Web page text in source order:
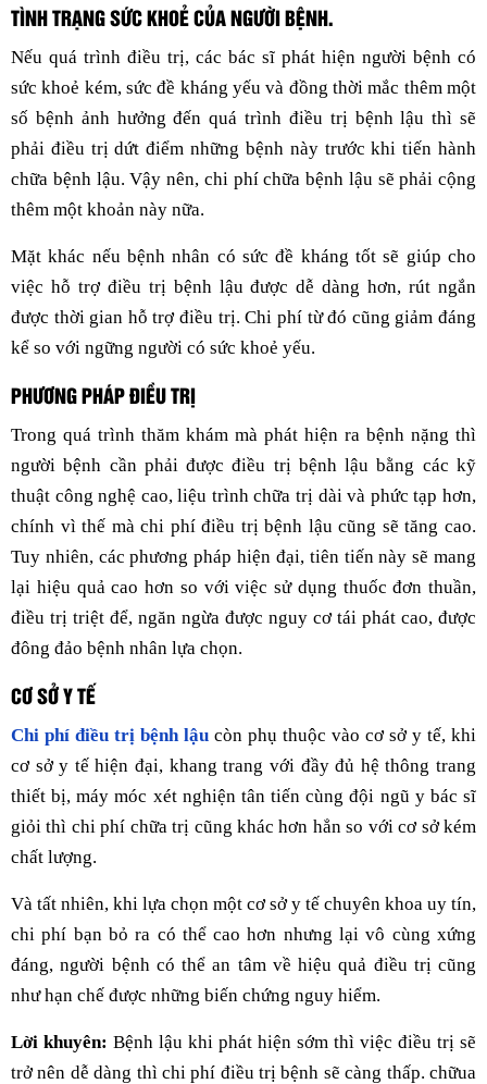
TÌNH TRẠNG SỨC KHOẺ CỦA NGƯỜI BỆNH.
Nếu quá trình điều trị, các bác sĩ phát hiện người bệnh có
sức khoẻ kém, sức đề kháng yếu và đồng thời mắc thêm một
số bệnh ảnh hưởng đến quá trình điều trị bệnh lậu thì sẽ
phải điều trị dứt điểm những bệnh này trước khi tiến hành
chữa bệnh lậu. Vậy nên, chi phí chữa bệnh lậu sẽ phải cộng
thêm một khoản này nữa.
Mặt khác nếu bệnh nhân có sức đề kháng tốt sẽ giúp cho
việc hỗ trợ điều trị bệnh lậu được dễ dàng hơn, rút ngắn
được thời gian hỗ trợ điều trị. Chi phí từ đó cũng giảm đáng
kể so với ngững người có sức khoẻ yếu.
PHƯƠNG PHÁP ĐIỀU TRỊ
Trong quá trình thăm khám mà phát hiện ra bệnh nặng thì
người bệnh cần phải được điều trị bệnh lậu bằng các kỹ
thuật công nghệ cao, liệu trình chữa trị dài và phức tạp hơn,
chính vì thế mà chi phí điều trị bệnh lậu cũng sẽ tăng cao.
Tuy nhiên, các phương pháp hiện đại, tiên tiến này sẽ mang
lại hiệu quả cao hơn so với việc sử dụng thuốc đơn thuần,
điều trị triệt để, ngăn ngừa được nguy cơ tái phát cao, được
đông đảo bệnh nhân lựa chọn.
CƠ SỞ Y TẾ
Chi phí điều trị bệnh lậu còn phụ thuộc vào cơ sở y tế, khi
cơ sở y tế hiện đại, khang trang với đầy đủ hệ thông trang
thiết bị, máy móc xét nghiện tân tiến cùng đội ngũ y bác sĩ
giỏi thì chi phí chữa trị cũng khác hơn hẳn so với cơ sở kém
chất lượng.
Và tất nhiên, khi lựa chọn một cơ sở y tế chuyên khoa uy tín,
chi phí bạn bỏ ra có thể cao hơn nhưng lại vô cùng xứng
đáng, người bệnh có thể an tâm về hiệu quả điều trị cũng
như hạn chế được những biến chứng nguy hiểm.
Lời khuyên: Bệnh lậu khi phát hiện sớm thì việc điều trị sẽ
trở nên dễ dàng thì chi phí điều trị bệnh sẽ càng thấp. chữua